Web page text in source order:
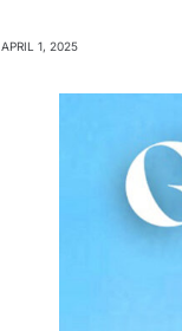
APRIL 1, 2025